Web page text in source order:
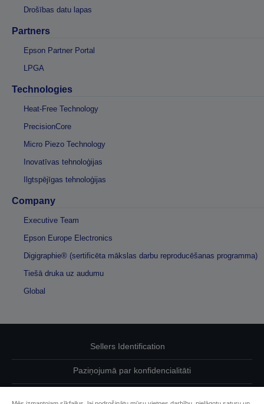
Drošības datu lapas
Partners
Epson Partner Portal
LPGA
Technologies
Heat-Free Technology
PrecisionCore
Micro Piezo Technology
Inovatīvas tehnoloģijas
Ilgtspējīgas tehnoloģijas
Company
Executive Team
Epson Europe Electronics
Digigraphie® (sertificēta mākslas darbu reproducēšanas programma)
Tiešā druka uz audumu
Global
Sellers Identification
Paziņojumā par konfidencialitāti